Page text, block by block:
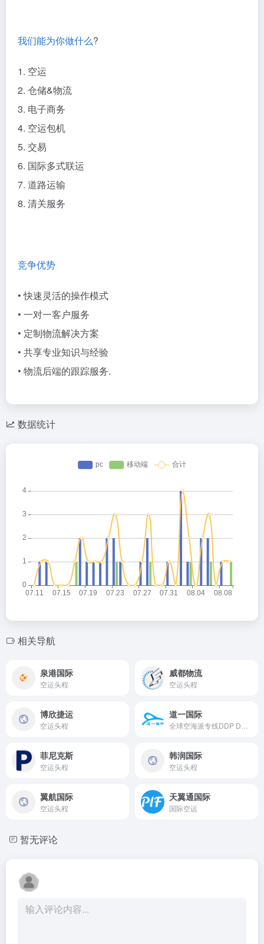
我们能为你做什么?
1. 空运
2. 仓储&物流
3. 电子商务
4. 空运包机
5. 交易
6. 国际多式联运
7. 道路运输
8. 清关服务
竞争优势
• 快速灵活的操作模式
• 一对一客户服务
• 定制物流解决方案
• 共享专业知识与经验
• 物流后端的跟踪服务.
数据统计
相关导航
泉港国际
空运头程
威都物流
空运头程
博欣捷运
空运头程
道一国际
菲尼克斯
空运头程
韩润国际
空运头程
翼航国际
空运头程
天翼通国际
国际空运
暂无评论